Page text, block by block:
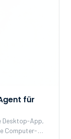
für
Desktop-App,
Computer-